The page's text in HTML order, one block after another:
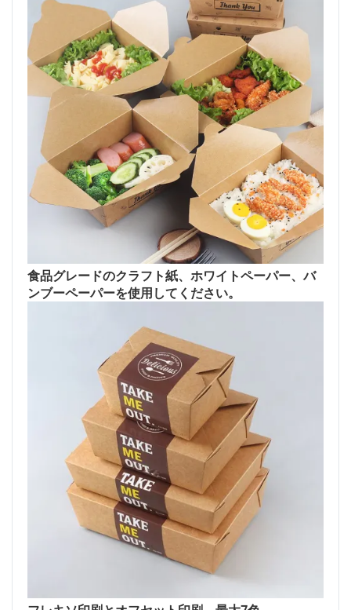
食品グレードのクラフト紙、ホワイトペーパー、バ
ンブーペーパーを使用してください。